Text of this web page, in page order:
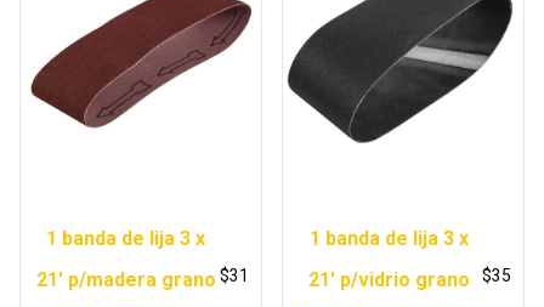
1 banda de lija 3 x
21′ p/madera grano $31
1 banda de lija 3 x
21′ p/vidrio grano
$35